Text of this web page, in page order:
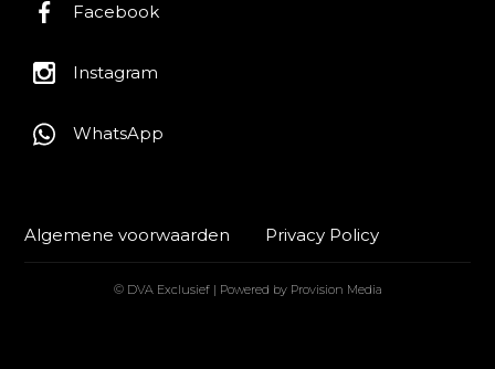
Facebook
Instagram
WhatsApp
Algemene voorwaarden Privacy Policy
© DVA Exclusief | Powered by Provision Media